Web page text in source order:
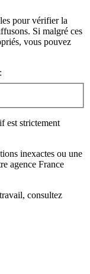
pour vérifier la
Si malgré ces
vous pouvez
est strictement
inexactes ou une
agence France
, consultez